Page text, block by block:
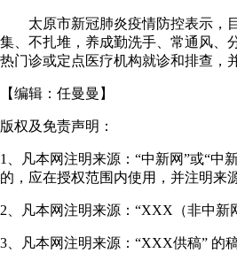
太原市新冠肺炎疫情防控表示，目
集、不扎堆，养成勤洗手、常通风、
热门诊或定点医疗机构就诊和排查，
【编辑： 任曼曼 】
版权及免责声明：
1、凡本网注明来源：“中新网”或“
的，应在授权范围内使用，并注明来
2、凡本网注明来源：“XXX（非中新
3、凡本网注明来源：“XXX供稿” 的